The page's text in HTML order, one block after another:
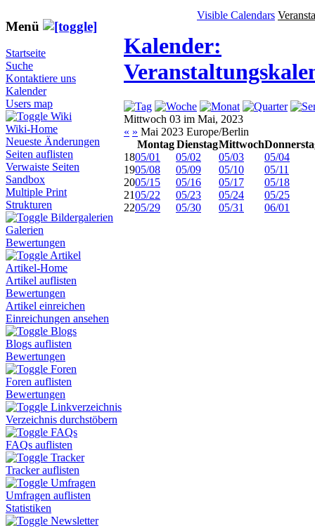
Menü
Startseite
Suche
Kontaktiere uns
Kalender
Users map
Wiki
Wiki-Home
Neueste Änderungen
Seiten auflisten
Verwaiste Seiten
Sandbox
Multiple Print
Strukturen
Bildergalerien
Galerien
Bewertungen
Artikel
Artikel-Home
Artikel auflisten
Bewertungen
Artikel einreichen
Einreichungen ansehen
Blogs
Blogs auflisten
Bewertungen
Foren
Foren auflisten
Bewertungen
Linkverzeichnis
Verzeichnis durchstöbern
FAQs
FAQs auflisten
Tracker
Tracker auflisten
Umfragen
Umfragen auflisten
Statistiken
Newsletter
Visible Calendars
Kalender:
Mittwoch 03 im Mai, 2023
« » Mai 2023 Europe/Berlin
Montag DienstagMittwoch
1805/01 05/02 05/03
05/04
1905/08 05/09 05/10
05/11
2005/15 05/16 05/17
05/18
2105/22 05/23 05/24
05/25
2205/29 05/30 05/31 06/01